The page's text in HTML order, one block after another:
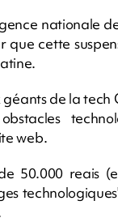
nationale
que cette
de la tech
web.
50.000 reais